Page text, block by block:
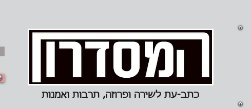
כתב-עת לשירה ופרוזה, תרבות ואמנות